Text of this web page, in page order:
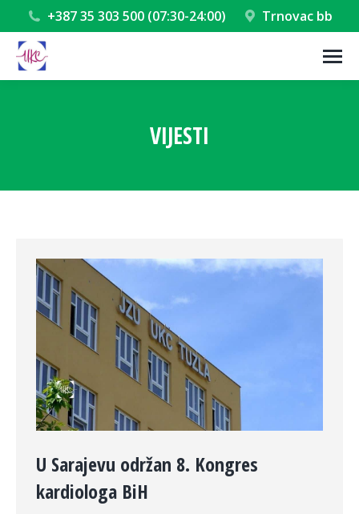
+387 35 303 500 (07:30-24:00) Trnovac bb
VIJESTI
U Sarajevu održan 8. Kongres
kardiologa BiH